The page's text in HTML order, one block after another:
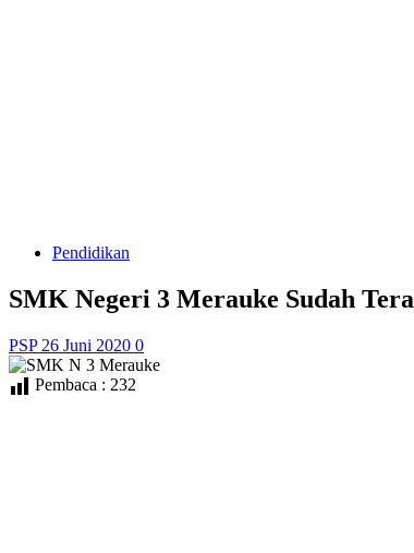
Pendidikan
SMK Negeri 3 Merauke Sudah
PSP 26 Juni 2020 0
Pembaca : 232